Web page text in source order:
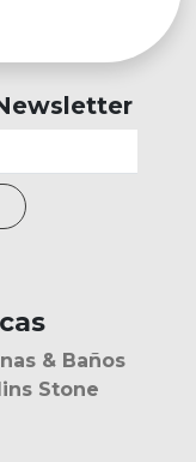
& Baños
Stone